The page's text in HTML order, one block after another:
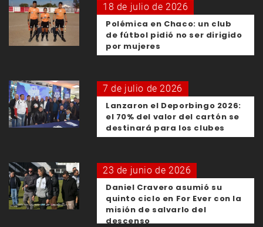
18 de julio de 2026
Polémica en Chaco: un club
de fútbol pidió no ser dirigido
por mujeres
7 de julio de 2026
Lanzaron el Deporbingo 2026:
el 70% del valor del cartón se
destinará para los clubes
23 de junio de 2026
Daniel Cravero asumió su
quinto ciclo en For Ever con la
misión de salvarlo del
descenso